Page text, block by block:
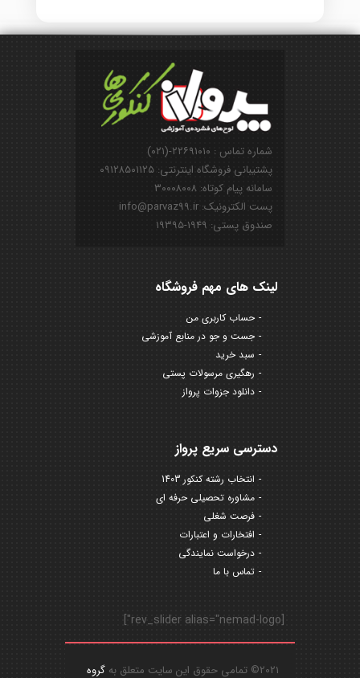
شماره تماس : ۲۲۶۹۱۰۱۰-(۰۲۱)
پشتیبانی فروشگاه اینترنتی: ۰۹۱۲۸۵۰۱۱۲۵
سامانه پیام کوتاه: ۳۰۰۰۸۰۰۸
پست الکترونیک: info@parvaz99.ir
صندوق پستی: ۱۹۴۹-۱۹۳۹۵
لینک های مهم فروشگاه
حساب کاربری من
جست و جو در منابع آموزشی
سبد خرید
رهگیری مرسولات پستی
دانلود جزوات پرواز
دسترسی سریع پرواز
انتخاب رشته کنکور 1403
مشاوره تحصیلی حرفه ای
فرصت شغلی
افتخارات و اعتبارات
درخواست نمایندگی
تماس با ما
[rev_slider alias="nemad-logo"]
2021© تمامی حقوق این سایت متعلق به گروه